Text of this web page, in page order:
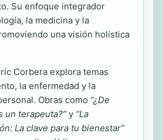
Su enfoque integrador
la medicina y la
una visión holística
Corbera explora temas
la enfermedad y la
Obras como “¿De
un terapeuta?” y “La
La clave para tu bienestar”